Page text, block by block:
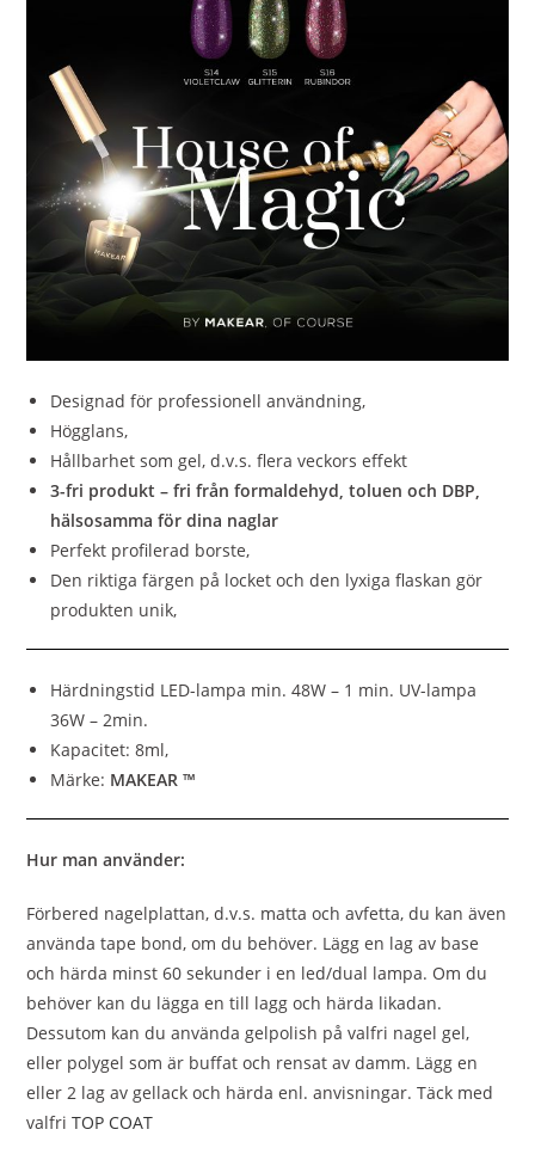
Designad för professionell användning,
Högglans,
Hållbarhet som gel, d.v.s. flera veckors effekt
3-fri produkt – fri från formaldehyd, toluen och DBP,
hälsosamma för dina naglar
Perfekt profilerad borste,
Den riktiga färgen på locket och den lyxiga flaskan gör
produkten unik,
Härdningstid LED-lampa min. 48W – 1 min. UV-lampa
36W – 2min.
Kapacitet: 8ml,
Märke: MAKEAR ™
Hur man använder:
Förbered nagelplattan, d.v.s. matta och avfetta, du kan även
använda tape bond, om du behöver. Lägg en lag av base
och härda minst 60 sekunder i en led/dual lampa. Om du
behöver kan du lägga en till lagg och härda likadan.
Dessutom kan du använda gelpolish på valfri nagel gel,
eller polygel som är buffat och rensat av damm. Lägg en
eller 2 lag av gellack och härda enl. anvisningar. Täck med
valfriTOP COAT